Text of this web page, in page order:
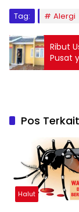
Tag: Alergi
Ribut
Pusat
Pos Terkait
Halut